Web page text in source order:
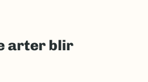
arter blir